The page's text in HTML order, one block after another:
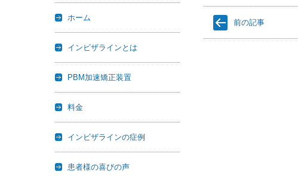
前の記事
ホーム
インビザラインとは
PBM加速矯正装置
料金
インビザラインの症例
患者様の喜びの声